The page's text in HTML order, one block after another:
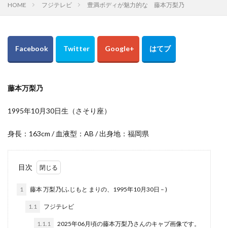
HOME フジテレビ 豊満ボディが魅力的な 藤本万梨乃
藤本万梨乃
1995年10月30日生（さそり座）
身長：163cm / 血液型：AB / 出身地：福岡県
目次
1 藤本 万梨乃(ふじもと まりの、1995年10月30日 – )
1.1 フジテレビ
1.1.1 2025年06月頃の藤本万梨乃さんのキャプ画像です。